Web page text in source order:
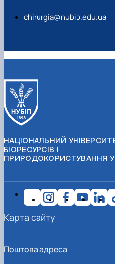
chirurgia@nubip.edu.ua
НАЦІОНАЛЬНИЙ
БІОРЕСУРСІВ І
ПРИРОДОКОРИСТУВАННЯ
Поштова адреса
Карта сайту